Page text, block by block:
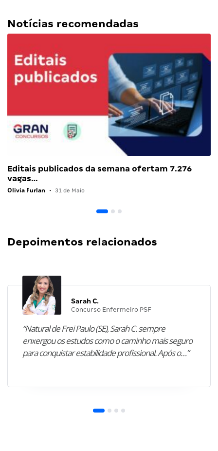
Notícias recomendadas
Editais publicados da semana ofertam 7.276
vagas…
Olivia Furlan • 31 de Maio
Depoimentos relacionados
Sarah C.
Concurso Enfermeiro PSF
“Natural de Frei Paulo (SE), Sarah C. sempre
enxergou os estudos como o caminho mais seguro
para conquistar estabilidade profissional. Após o…”